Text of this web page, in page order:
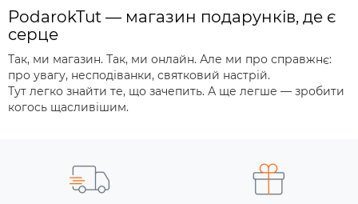
PodarokTut — магазин подарунків, де є
серце
Так, ми магазин. Так, ми онлайн. Але ми про справжнє:
про увагу, несподіванки, святковий настрій.
Тут легко знайти те, що зачепить. А ще легше — зробити
когось щасливішим.